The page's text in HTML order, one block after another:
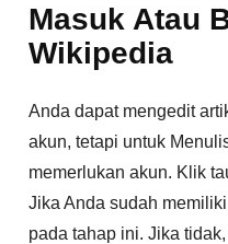
Masuk Atau
Wikipedia
Anda dapat mengedit
akun, tetapi untuk
memerlukan akun. Klik
Jika Anda sudah
pada tahap ini. Jika